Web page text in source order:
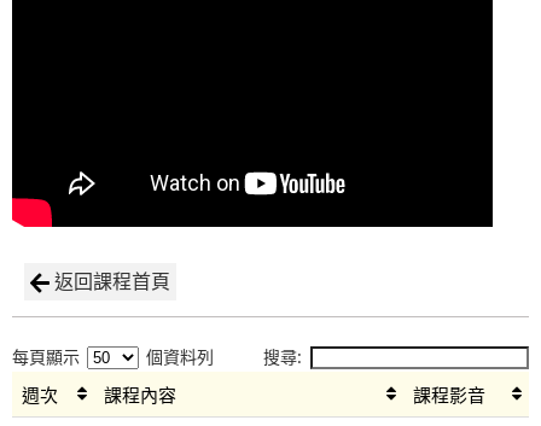
返回課程首頁
每頁顯示 個資料列 搜尋:
週次 課程內容
課程影音